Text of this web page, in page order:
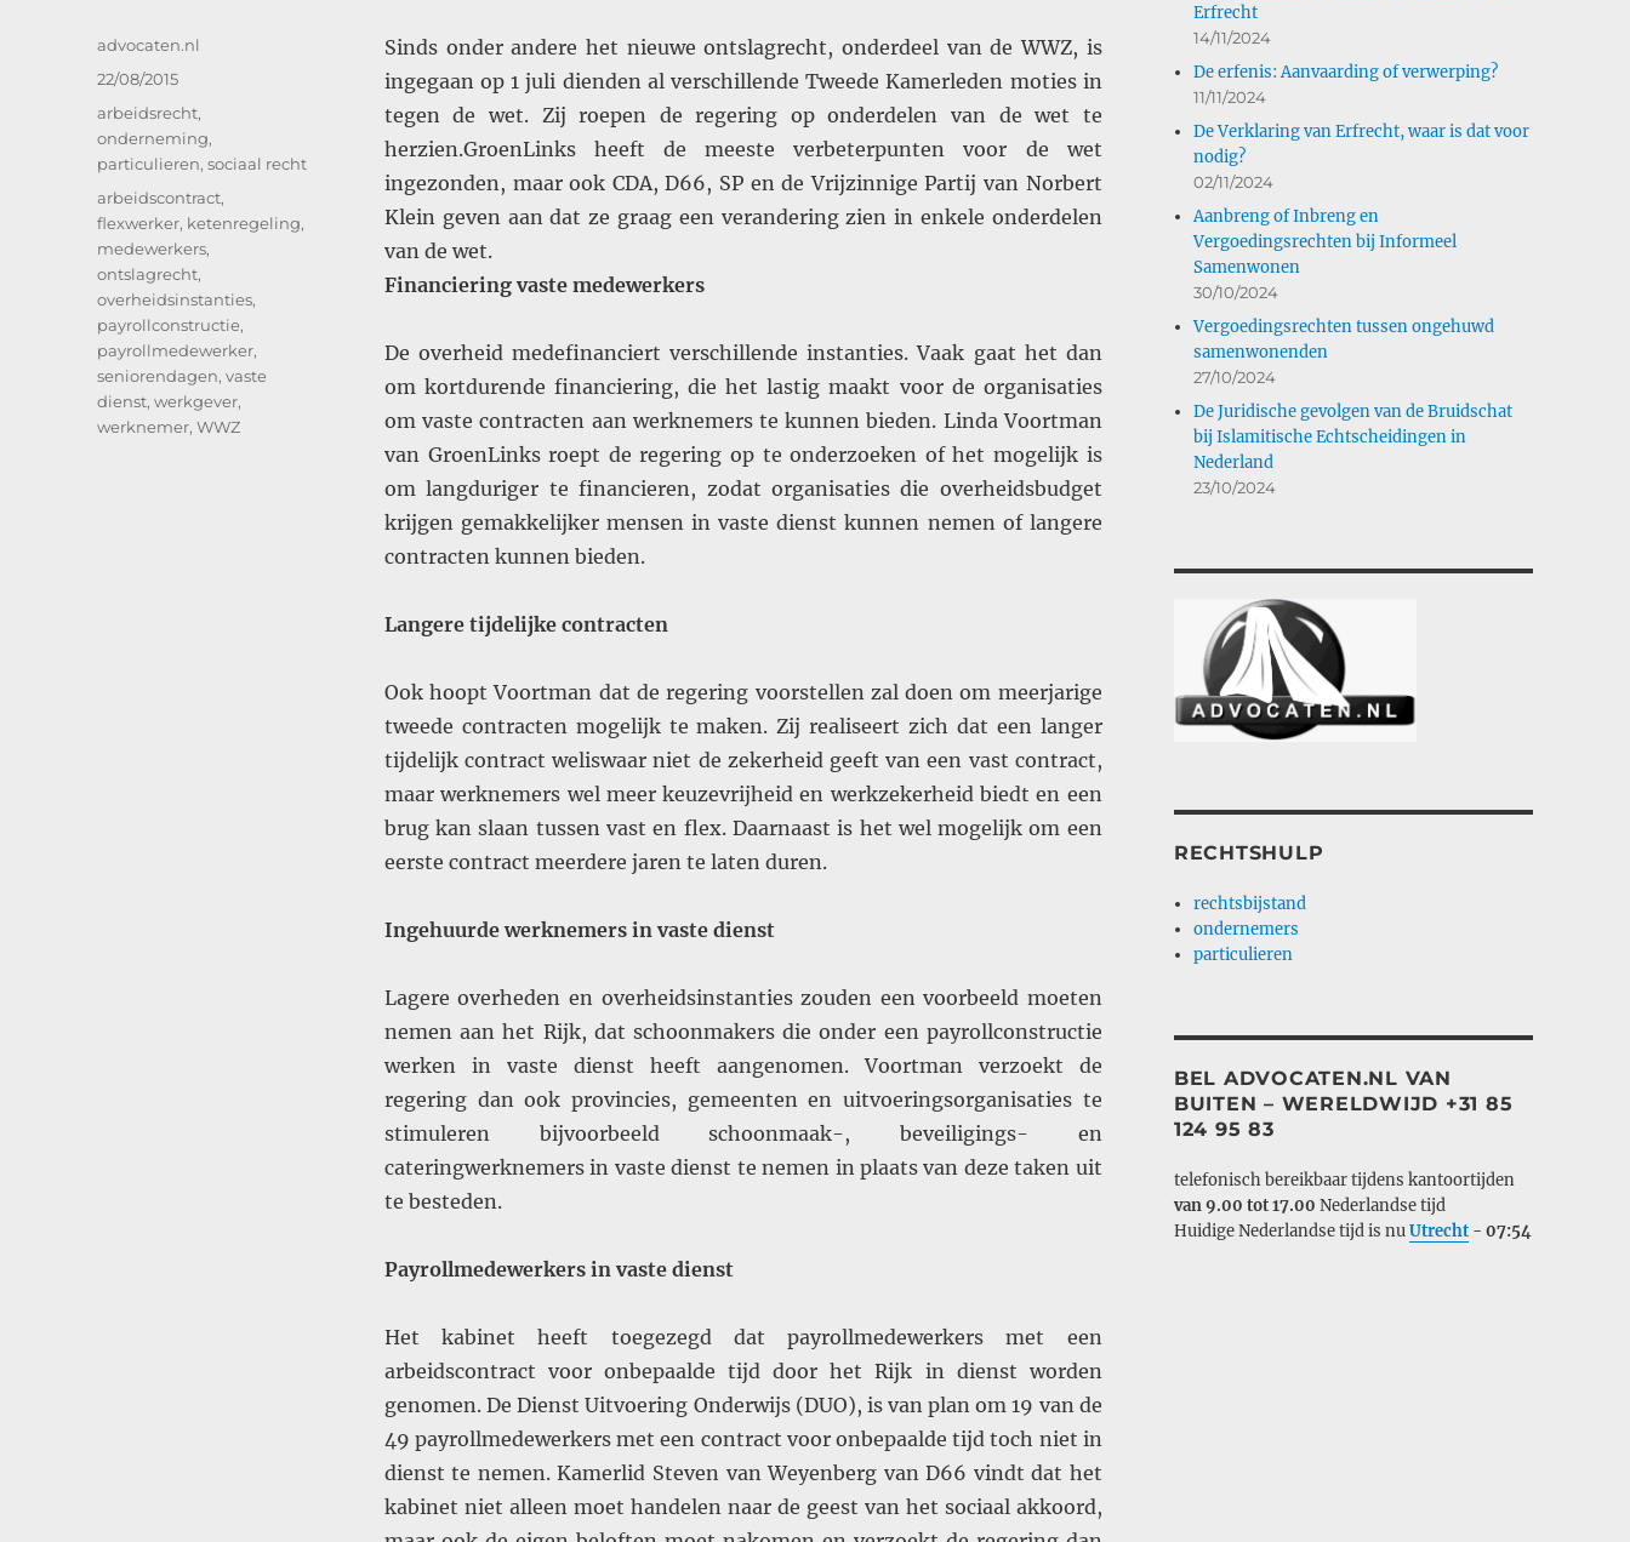
Sinds onder andere het nieuwe ontslagrecht, onderdeel van de WWZ, is
ingegaan op 1 juli dienden al verschillende Tweede Kamerleden moties in
tegen de wet. Zij roepen de regering op onderdelen van de wet te
herzien.GroenLinks heeft de meeste verbeterpunten voor de wet
ingezonden, maar ook CDA, D66, SP en de Vrijzinnige Partij van Norbert
Klein geven aan dat ze graag een verandering zien in enkele onderdelen
van de wet.
Financiering vaste medewerkers
De overheid medefinanciert verschillende instanties. Vaak gaat het dan
om kortdurende financiering, die het lastig maakt voor de organisaties
om vaste contracten aan werknemers te kunnen bieden. Linda Voortman
van GroenLinks roept de regering op te onderzoeken of het mogelijk is
om langduriger te financieren, zodat organisaties die overheidsbudget
krijgen gemakkelijker mensen in vaste dienst kunnen nemen of langere
contracten kunnen bieden.
Langere tijdelijke contracten
Ook hoopt Voortman dat de regering voorstellen zal doen om meerjarige
tweede contracten mogelijk te maken. Zij realiseert zich dat een langer
tijdelijk contract weliswaar niet de zekerheid geeft van een vast contract,
maar werknemers wel meer keuzevrijheid en werkzekerheid biedt en een
brug kan slaan tussen vast en flex. Daarnaast is het wel mogelijk om een
eerste contract meerdere jaren te laten duren.
Ingehuurde werknemers in vaste dienst
Lagere overheden en overheidsinstanties zouden een voorbeeld moeten
nemen aan het Rijk, dat schoonmakers die onder een payrollconstructie
werken in vaste dienst heeft aangenomen. Voortman verzoekt de
regering dan ook provincies, gemeenten en uitvoeringsorganisaties te
stimuleren bijvoorbeeld schoonmaak-, beveiligings- en
cateringwerknemers in vaste dienst te nemen in plaats van deze taken uit
te besteden.
Payrollmedewerkers in vaste dienst
Het kabinet heeft toegezegd dat payrollmedewerkers met een
arbeidscontract voor onbepaalde tijd door het Rijk in dienst worden
genomen. De Dienst Uitvoering Onderwijs (DUO), is van plan om 19 van de
49 payrollmedewerkers met een contract voor onbepaalde tijd toch niet in
dienst te nemen. Kamerlid Steven van Weyenberg van D66 vindt dat het
kabinet niet alleen moet handelen naar de geest van het sociaal akkoord,
Auteur
advocaten.nl
Geplaatst
op
22/08/2015
Categorieën
arbeidsrecht,
onderneming,
particulieren,sociaal recht
Tags
arbeidscontract,
flexwerker, ketenregeling,
medewerkers,
ontslagrecht,
overheidsinstanties,
payrollconstructie,
payrollmedewerker,
seniorendagen,vaste
dienst,werkgever,
werknemer,WWZ
Erfrecht
14/11/2024
De erfenis: Aanvaarding of verwerping?
11/11/2024
De Verklaring van Erfrecht, waar is dat voor
nodig?
02/11/2024
Aanbreng of Inbreng en
Vergoedingsrechten bij Informeel
Samenwonen
30/10/2024
Vergoedingsrechten tussen ongehuwd
samenwonenden
27/10/2024
De Juridische gevolgen van de Bruidschat
bij Islamitische Echtscheidingen in
Nederland
23/10/2024
RECHTSHULP
rechtsbijstand
ondernemers
particulieren
BEL ADVOCATEN.NL VAN
BUITEN – WERELDWIJD +31 85
124 95 83
telefonisch bereikbaar tijdens kantoortijden
van 9.00 tot 17.00 Nederlandse tijd
Huidige Nederlandse tijd is nuUtrecht- 07:54